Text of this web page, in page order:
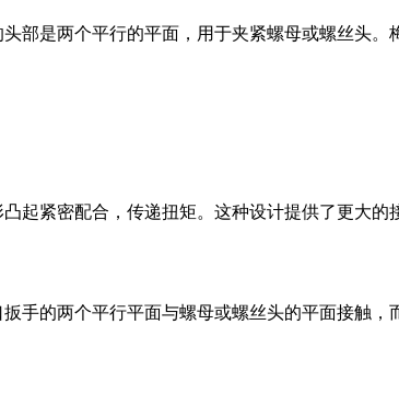
部是两个平行的平面，用于夹紧螺母或螺丝头
起紧密配合，传递扭矩。这种设计提供了更大
手的两个平行平面与螺母或螺丝头的平面接触